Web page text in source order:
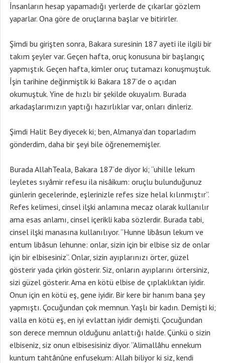
İnsanların hesap yapamadığı yerlerde de çıkarlar gözlem
yaparlar. Ona göre de oruçlarına başlar ve bitirirler.
Şimdi bu girişten sonra, Bakara suresinin 187 ayeti ile ilgili bir
takım şeyler var. Geçen hafta, oruç konusuna bir başlangıç
yapmıştık. Geçen hafta, kimler oruç tutamazı konuşmuştuk.
İşin tarihine değinmiştik ki Bakara 187’de o açıdan
okumuştuk. Yine de hızlı bir şekilde okuyalım. Burada
arkadaşlarımızın yaptığı hazırlıklar var, onları dinleriz.
Şimdi Halit Bey diyecek ki; ben, Almanya’dan toparladım
gönderdim, daha bir şeyi bile öğrenememişler.
Burada AllahTeala, Bakara 187’de diyor ki; “uhille lekum
leyletes sıyâmir refesu ila nisâikum: oruçlu bulunduğunuz
günlerin gecelerinde, eşlerinizle refes size helal kılınmıştır”.
Refes kelimesi, cinsel ilşki anlamına mecaz olarak kullanılır
ama esas anlamı, cinsel içerikli kaba sözlerdir. Burada tabi,
cinsel ilşki manasına kullanılıyor. “Hunne libâsun lekum ve
entum libâsun lehunne: onlar, sizin için bir elbise siz de onlar
için bir elbisesiniz”. Onlar, sizin ayıplarınızı örter, güzel
gösterir yada çirkin gösterir. Siz, onların ayıplarını örtersiniz,
sizi güzel gösterir. Ama en kötü elbise de çıplaklıktan iyidir.
Onun için en kötü eş, gene iyidir. Bir kere bir hanım bana şey
yapmıştı. Çocuğundan çok memnun. Yaşlı bir kadın. Demişti ki;
valla en kötü eş, en iyi evlattan iyidir demişti. Çocuğundan
son derece memnun olduğunu anlattığı halde. Çünkü o sizin
elbiseniz, siz onun elbisesisiniz diyor. “Alimallâhu ennekum
kuntum tahtânûne enfusekum: Allah biliyor ki siz, kendi